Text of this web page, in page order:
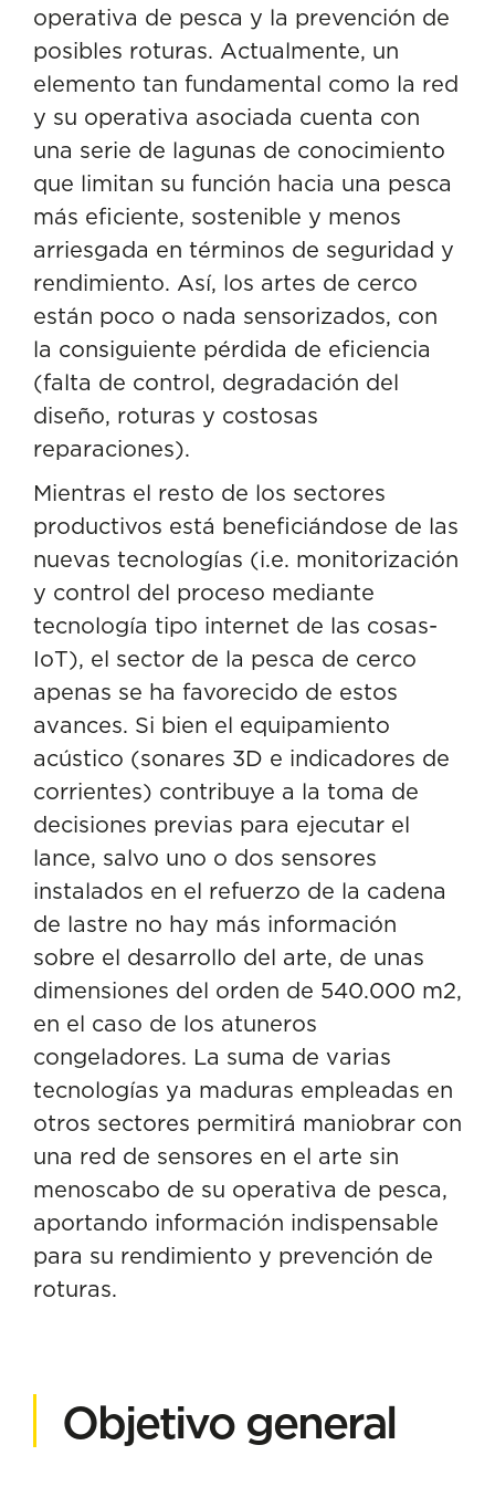
operativa de pesca y la prevención de
posibles roturas. Actualmente, un
elemento tan fundamental como la red
y su operativa asociada cuenta con
una serie de lagunas de conocimiento
que limitan su función hacia una pesca
más eficiente, sostenible y menos
arriesgada en términos de seguridad y
rendimiento. Así, los artes de cerco
están poco o nada sensorizados, con
la consiguiente pérdida de eficiencia
(falta de control, degradación del
diseño, roturas y costosas
reparaciones).
Mientras el resto de los sectores
productivos está beneficiándose de las
nuevas tecnologías (i.e. monitorización
y control del proceso mediante
tecnología tipo internet de las cosas-
IoT), el sector de la pesca de cerco
apenas se ha favorecido de estos
avances. Si bien el equipamiento
acústico (sonares 3D e indicadores de
corrientes) contribuye a la toma de
decisiones previas para ejecutar el
lance, salvo uno o dos sensores
instalados en el refuerzo de la cadena
de lastre no hay más información
sobre el desarrollo del arte, de unas
dimensiones del orden de 540.000 m2,
en el caso de los atuneros
congeladores. La suma de varias
tecnologías ya maduras empleadas en
otros sectores permitirá maniobrar con
una red de sensores en el arte sin
menoscabo de su operativa de pesca,
aportando información indispensable
para su rendimiento y prevención de
roturas.
Objetivo general